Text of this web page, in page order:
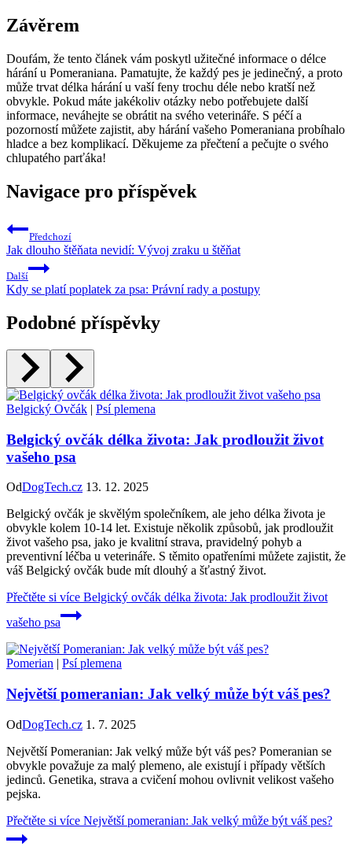
Závěrem
Doufám, že​ tento článek vám poskytl užitečné informace ‌o délce
hárání u Pomeraniana. Pamatujte, že⁤ každý pes je jedinečný, a proto
může trvat délka hárání ⁤u vaší‍ feny trochu déle nebo kratší než
obvykle. Pokud máte jakékoliv otázky nebo‍ potřebujete další
informace, neváhejte se⁤ obrátit na svého veterináře. S péčí‌ a
pozorností můžete zajistit,⁢ aby ⁣hárání ⁤vašeho Pomeraniana probíhalo
hladce a bez komplikací. Děkujeme za přečtení a pečujte o svého
chlupatého parťáka!
Navigace pro příspěvek
Předchozí
Jak dlouho štěňata nevidí: Vývoj zraku u štěňat
Další
Kdy se platí poplatek za psa: Právní rady a postupy
Podobné příspěvky
Belgický Ovčák | Psí plemena
Belgický ovčák délka života: Jak prodloužit život
vašeho psa
OdDogTech.cz 13. 12. 2025
Belgický ovčák je skvělým společníkem, ale jeho délka života je
obvykle kolem 10-14 let. Existuje několik způsobů, jak prodloužit
život vašeho psa, jako je kvalitní strava, pravidelný pohyb a
preventivní léčba u veterináře. S těmito opatřeními můžete zajistit, že
váš Belgický ovčák bude mít dlouhý a šťastný život.
Přečtěte si více Belgický ovčák délka života: Jak prodloužit život
vašeho psa
Pomerian | Psí plemena
Největší pomeranian: Jak velký může být váš pes?
OdDogTech.cz 1. 7. 2025
Největší Pomeranian: Jak velký může být váš pes? Pomeranian se
obvykle považuje za malý plemeno, ale existují i případy větších
jedinců. Genetika, strava a cvičení mohou ovlivnit velikost vašeho
pejska.
Přečtěte si více Největší pomeranian: Jak velký může být váš pes?